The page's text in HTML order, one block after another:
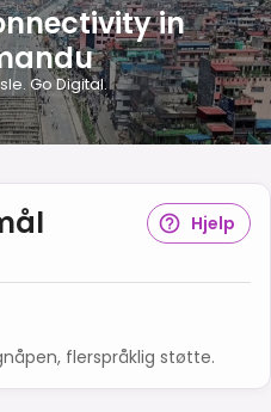
in
Go Digital.
Hjelp
flerspråklig støtte.